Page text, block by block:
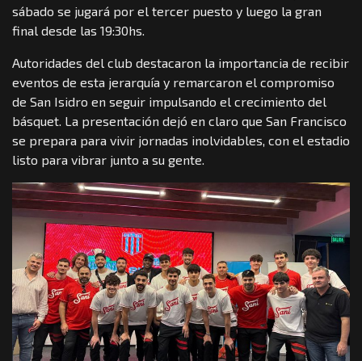
sábado se jugará por el tercer puesto y luego la gran
final desde las 19:30hs.
Autoridades del club destacaron la importancia de recibir
eventos de esta jerarquía y remarcaron el compromiso
de San Isidro en seguir impulsando el crecimiento del
básquet. La presentación dejó en claro que San Francisco
se prepara para vivir jornadas inolvidables, con el estadio
listo para vibrar junto a su gente.